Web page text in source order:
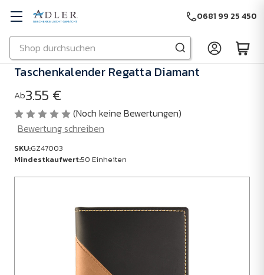
Zu Hauptinhalt springen
Suchen
0681 99 25 450
Taschenkalender Regatta Diamant
Ab3.55 €
(Noch keine Bewertungen)
Bewertung schreiben
SKU:GZ47003
Mindestkaufwert:50 Einheiten
Mindestkaufwert: